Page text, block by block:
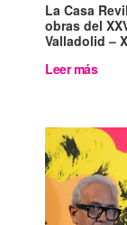
La Casa
obras del
Valladolid –
Leer más